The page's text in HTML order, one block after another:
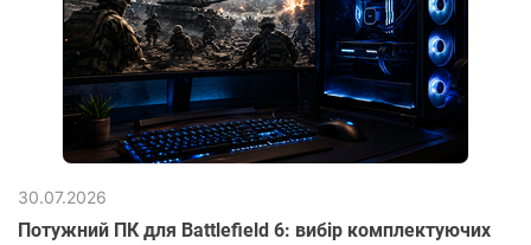
30.07.2026
Потужний ПК для Battlefield 6: вибір комплектуючих